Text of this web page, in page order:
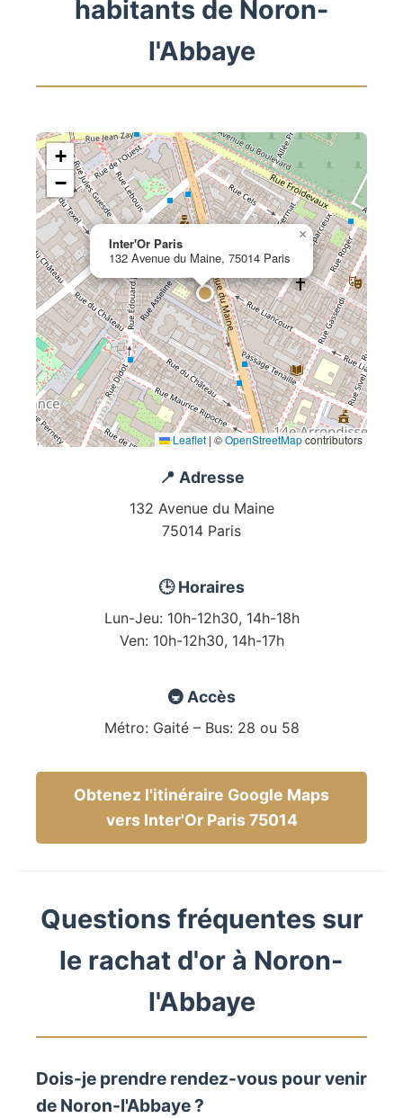
habitants de Noron-
l'Abbaye
Inter'Or Paris
132 Avenue du Maine, 75014 Paris
×
+
−
Leaflet | ©OpenStreetMapcontributors
📍 Adresse
132 Avenue du Maine
75014 Paris
🕒 Horaires
Lun-Jeu: 10h-12h30, 14h-18h
Ven: 10h-12h30, 14h-17h
🚇 Accès
Métro: Gaité – Bus: 28 ou 58
Obtenez l'itinéraire Google Maps
vers Inter'Or Paris 75014
Questions fréquentes sur
le rachat d'or à Noron-
l'Abbaye
Dois-je prendre rendez-vous pour venir
de Noron-l'Abbaye ?